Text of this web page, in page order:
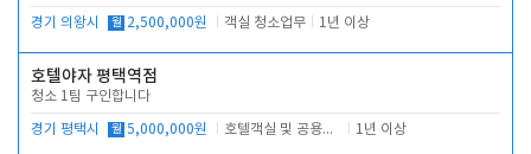
경기 의왕시 월 2,500,000원 객실 청소업무 1년 이상
호텔야자 평택역점
청소 1팀 구인합니다
경기 평택시 월 5,000,000원 호텔객실 및 공용시설 청소 관리 1년 이상